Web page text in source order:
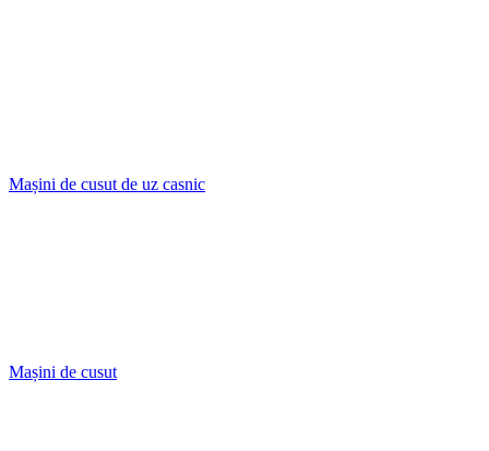
Mașini de cusut de uz casnic
Mașini de cusut